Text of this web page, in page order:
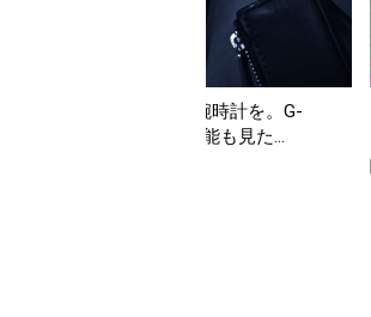
だ「指名買い」】2026年7月掲載記事か